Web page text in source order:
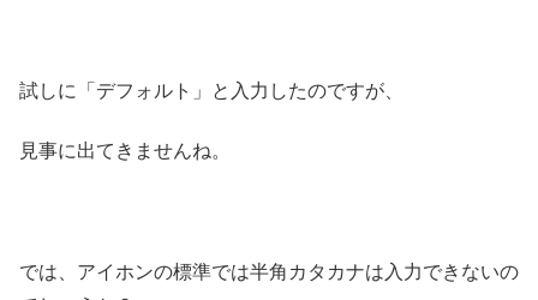
試しに「デフォルト」と入力したのですが、
見事に出てきませんね。
では、アイホンの標準では半角カタカナは入力できないの